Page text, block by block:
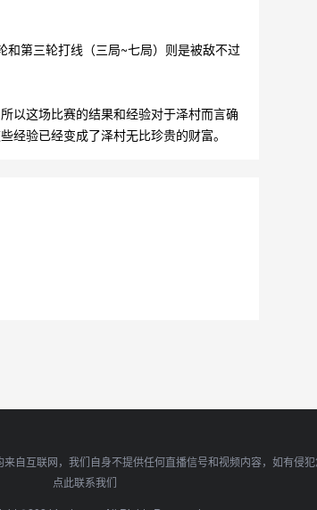
第三轮打线（三局~七局）则是被敌不过
以这场比赛的结果和经验对于泽村而言确
验已经变成了泽村无比珍贵的财富。
互联网，我们自身不提供任何直播信号和视频内容，如有侵
点此联系我们